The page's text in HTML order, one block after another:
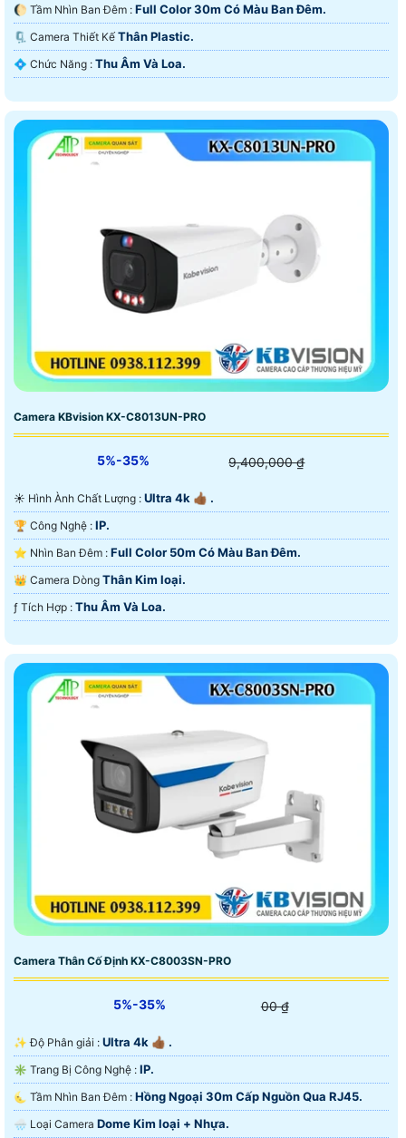
🌔 Tầm Nhìn Ban Đêm : Full Color 30m Có Màu Ban Ðêm.
🗜️ Camera Thiết Kế Thân Plastic.
️💠 Chức Năng : Thu Âm Và Loa.
Camera KBvision KX-C8013UN-PRO
5%-35% 9,400,000 ₫
☀️ Hình Ành Chất Lượng : Ultra 4k 👍🏾 .
🏆 Công Nghệ : IP.
⭐ Nhìn Ban Đêm : Full Color 50m Có Màu Ban Ðêm.
👑 Camera Dòng Thân Kim loại.
️ƒ Tích Hợp : Thu Âm Và Loa.
Camera Thân Cố Định KX-C8003SN-PRO
5%-35% 00 ₫
✨ Độ Phân giải : Ultra 4k 👍🏾 .
✳️ Trang Bị Công Nghệ : IP.
🌜 Tầm Nhìn Ban Đêm : Hồng Ngoại 30m Cấp Nguồn Qua RJ45.
🌧️ Loại Camera Dome Kim loại + Nhựa.